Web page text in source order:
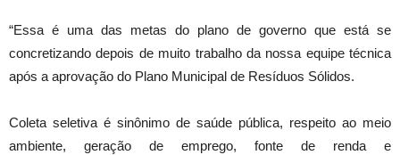
“Essa é uma das metas do plano de governo que está se
concretizando depois de muito trabalho da nossa equipe técnica
após a aprovação do Plano Municipal de Resíduos Sólidos.
Coleta seletiva é sinônimo de saúde pública, respeito ao meio
ambiente, geração de emprego, fonte de renda e